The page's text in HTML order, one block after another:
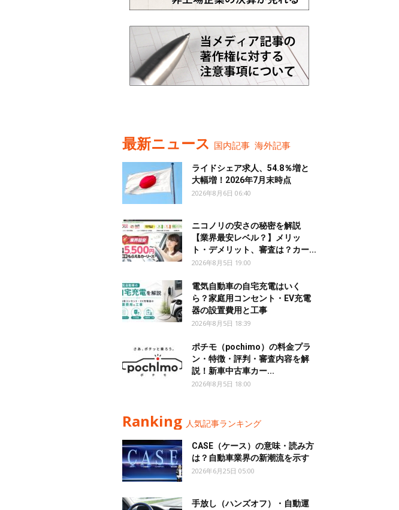
最新ニュース 国内記事 海外記事
ライドシェア求人、54.8％増と
大幅増！2026年7月末時点
2026年8月6日 06:40
ニコノリの安さの秘密を解説
【業界最安レベル？】メリッ
ト・デメリット、審査は？カー...
2026年8月5日 19:00
電気自動車の自宅充電はいく
ら？家庭用コンセント・EV充電
器の設置費用と工事
2026年8月5日 18:39
ポチモ（pochimo）の料金プラ
ン・特徴・評判・審査内容を解
説！新車中古車カー...
2026年8月5日 18:00
Ranking 人気記事ランキング
CASE（ケース）の意味・読み方
は？自動車業界の新潮流を示す
2026年6月25日 05:00
手放し（ハンズオフ）・自動運